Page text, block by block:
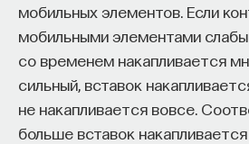
мобильных элементов. Если
мобильными элементами
со временем накапливается
сильный, вставок
не накапливается вовсе.
больше вставок
Сения Долгачева
редактор ПостНауки
ИСКУССТВЕННЫЙ
220 публикаций